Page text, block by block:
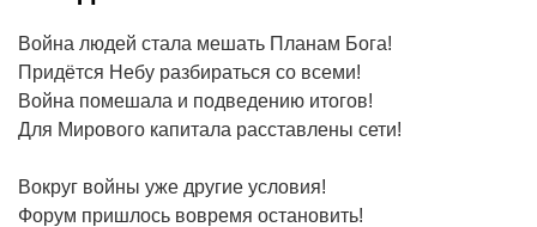
Война людей стала мешать Планам Бога!
Придётся Небу разбираться со всеми!
Война помешала и подведению итогов!
Для Мирового капитала расставлены сети!
Вокруг войны уже другие условия!
Форум пришлось вовремя остановить!